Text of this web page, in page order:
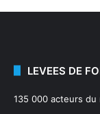
LEVEES DE
135 000 acteurs du